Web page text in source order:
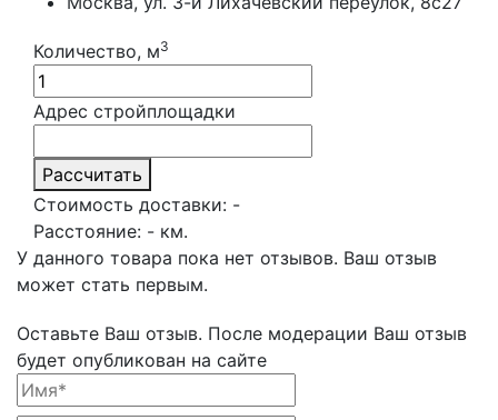
Количество, м3
Адрес стройплощадки
Рассчитать
Стоимость доставки: -
Расстояние: - км.
У данного товара пока нет отзывов. Ваш отзыв
может стать первым.
Оставьте Ваш отзыв. После модерации Ваш отзыв
будет опубликован на сайте